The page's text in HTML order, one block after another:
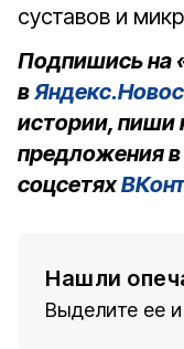
суставов и
Подпишись на
в
истории, пиши
предложения в
соцсетях
Нашли
Выделите ее